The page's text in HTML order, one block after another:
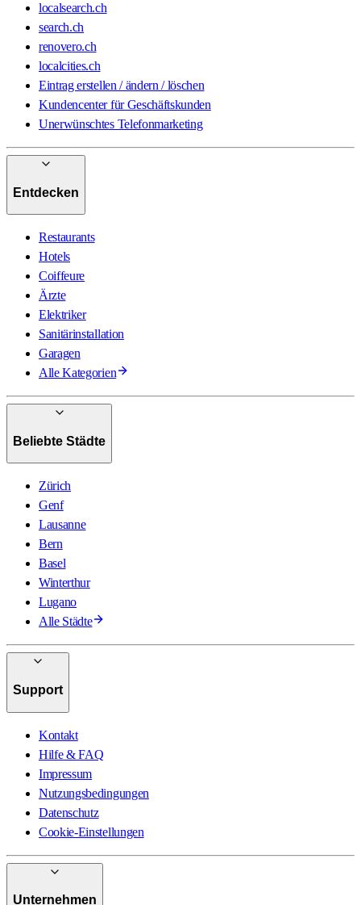
localsearch.ch
search.ch
renovero.ch
localcities.ch
Eintrag erstellen / ändern / löschen
Kundencenter für Geschäftskunden
Unerwünschtes Telefonmarketing
Entdecken
Restaurants
Hotels
Coiffeure
Ärzte
Elektriker
Sanitärinstallation
Garagen
Alle Kategorien
Beliebte Städte
Zürich
Genf
Lausanne
Bern
Basel
Winterthur
Lugano
Alle Städte
Support
Kontakt
Hilfe & FAQ
Impressum
Nutzungsbedingungen
Datenschutz
Cookie-Einstellungen
Unternehmen